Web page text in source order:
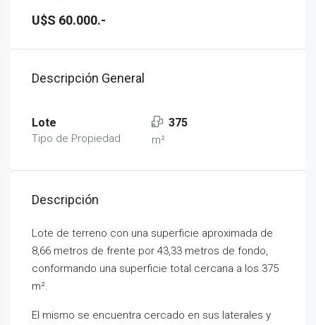
U$S 60.000.-
Descripción General
Lote
Tipo de Propiedad
375
m²
Descripción
Lote de terreno con una superficie aproximada de
8,66 metros de frente por 43,33 metros de fondo,
conformando una superficie total cercana a los 375
m².
El mismo se encuentra cercado en sus laterales y